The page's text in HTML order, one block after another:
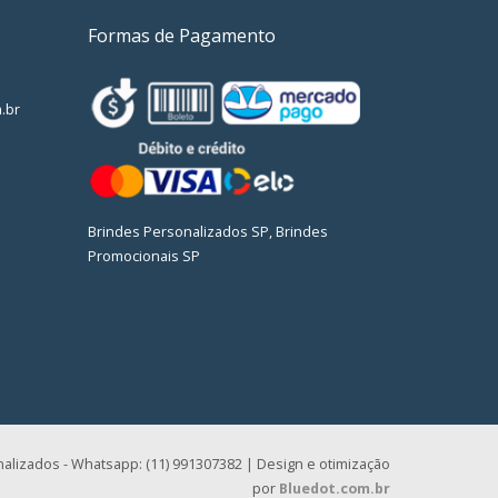
Formas de Pagamento
Brindes Personalizados SP, Brindes
Promocionais SP
- Whatsapp: (11) 991307382 | Design e otimização
por Bluedot.com.br